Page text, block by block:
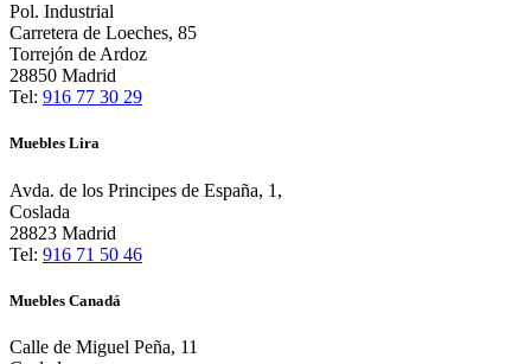
Pol. Industrial
Carretera de Loeches, 85
Torrejón de Ardoz
28850 Madrid
Tel: 916 77 30 29
Muebles Lira
Avda. de los Principes de España, 1,
Coslada
28823 Madrid
Tel: 916 71 50 46
Muebles Canadá
Calle de Miguel Peña, 11